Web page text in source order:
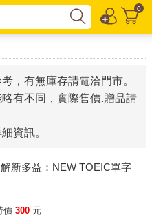
0
，有無庫存請電洽門市。
有不同，實際售價.贈品請
資訊。
新多益：NEW TOEIC單字
價 300 元